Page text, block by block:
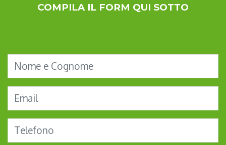
COMPILA IL FORM QUI SOTTO